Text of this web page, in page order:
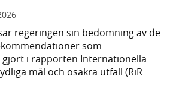
regeringen sin bedömning av de
som
gjort i rapporten Internationella
mål och osäkra utfall (RiR